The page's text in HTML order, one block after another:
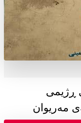
ڕژیمی
مەریوان